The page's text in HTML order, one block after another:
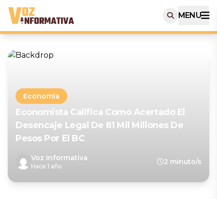
MENU
Economia
Economista Califica Como Acertado El
Desencaje Legal De 81 Mil Millones De
Pesos Por El BC
Voz Informativa
Hace 1 año
2 minuto/s